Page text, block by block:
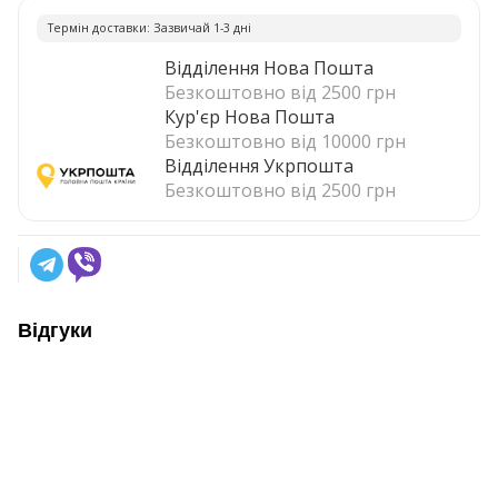
Термiн доставки: Зазвичай 1-3 днi
Відділення Нова Пошта
Безкоштовно від 2500 грн
Кур'єр Нова Пошта
Безкоштовно від 10000 грн
Відділення Укрпошта
Безкоштовно від 2500 грн
Відгуки